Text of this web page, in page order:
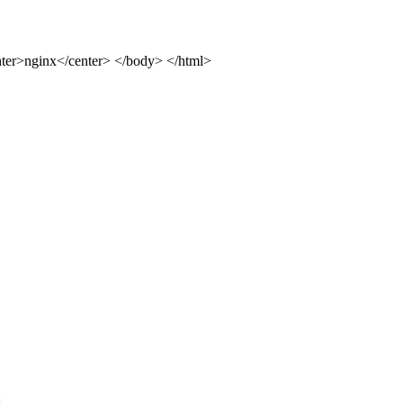
center> </body> </html>